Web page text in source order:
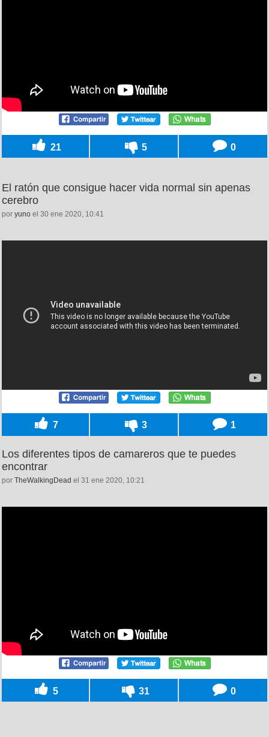
21 5 0
El ratón que consigue hacer vida normal sin apenas
cerebro
por yuno el 30 ene 2020, 10:41
7 3 1
Los diferentes tipos de camareros que te puedes
encontrar
por TheWalkingDead el 31 ene 2020, 10:21
5 31 0